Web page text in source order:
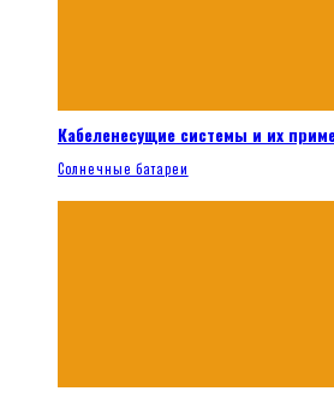
Кабеленесущие системы и их
Солнечные батареи